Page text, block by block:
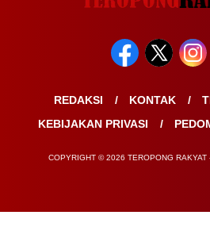
REDAKSI KONTAK
KEBIJAKAN PRIVASI
COPYRIGHT © 2026 TEROPONG RAKYAT